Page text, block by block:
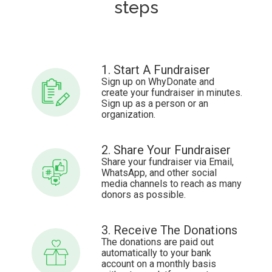
steps
1. Start A Fundraiser
Sign up on WhyDonate and
create your fundraiser in minutes.
Sign up as a person or an
organization.
2. Share Your Fundraiser
Share your fundraiser via Email,
WhatsApp, and other social
media channels to reach as many
donors as possible.
3. Receive The Donations
The donations are paid out
automatically to your bank
account on a monthly basis